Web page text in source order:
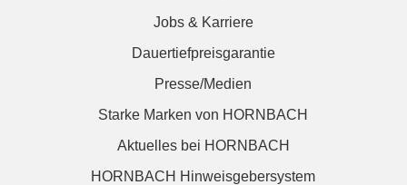
Jobs & Karriere
Dauertiefpreisgarantie
Presse/Medien
Starke Marken von HORNBACH
Aktuelles bei HORNBACH
HORNBACH Hinweisgebersystem